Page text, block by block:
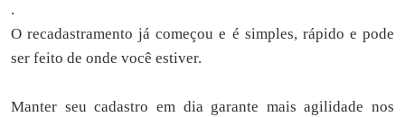
.
O recadastramento já começou e é simples, rápido e pode
ser feito de onde você estiver.
Manter seu cadastro em dia garante mais agilidade nos